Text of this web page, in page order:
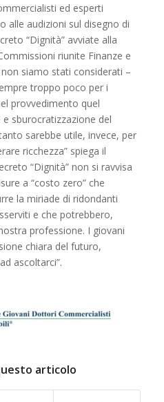
ed esperti
alle audizioni sul disegno di
“Dignità” avviate alla
riunite Finanze e
siamo stati considerati –
troppo poco per i
provvedimento quel
sburocratizzazione del
sarebbe utile, invece, per
ricchezza” spiega il
“Dignità” non si ravvisa
a “costo zero” che
la miriade di ridondanti
e che potrebbero,
professione. I giovani
chiara del futuro,
ascoltarci”.
articolo